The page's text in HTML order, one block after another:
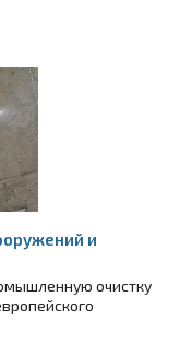
и
очистку